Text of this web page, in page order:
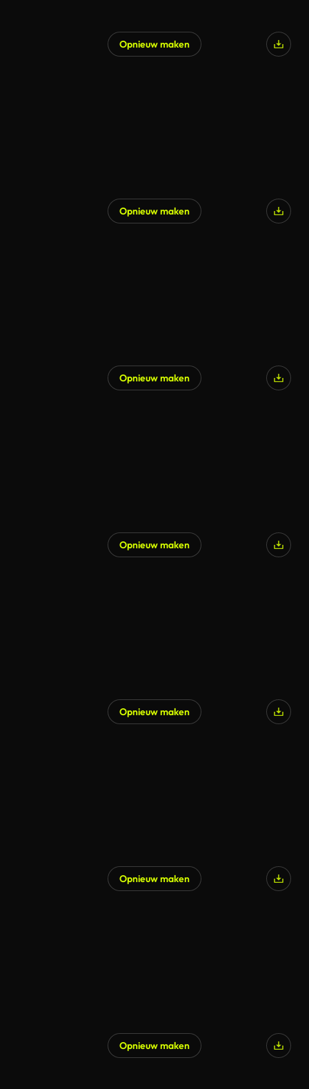
Opnieuw maken
Opnieuw maken
Opnieuw maken
Opnieuw maken
Opnieuw maken
Opnieuw maken
Opnieuw maken